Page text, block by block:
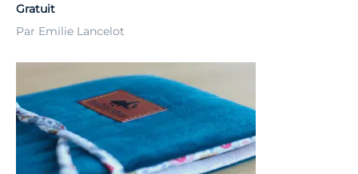
Gratuit
Par Emilie Lancelot